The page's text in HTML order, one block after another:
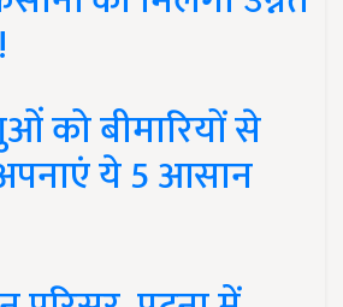
को बीमारियों से
ये 5 आसान